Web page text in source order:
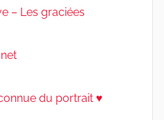
– Les graciées
du portrait ♥